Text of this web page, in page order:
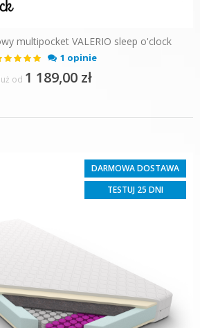
multipocket VALERIO sleep o'clock
100%
1 opinie
Już od 1 189,00 zł
DARMOWA DOSTAWA
TESTUJ 25 DNI